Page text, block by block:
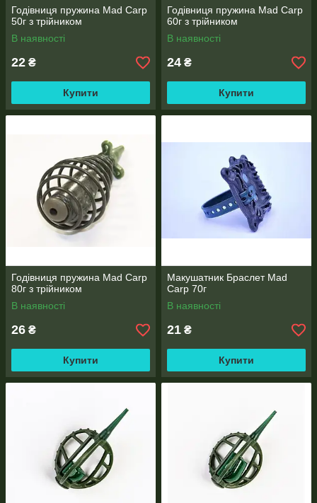
Годівниця пружина Mad Carp
50г з трійником
В наявності
22 ₴
Купити
Годівниця пружина Mad Carp
60г з трійником
В наявності
24 ₴
Купити
Годівниця пружина Mad Carp
80г з трійником
В наявності
26 ₴
Купити
Макушатник Браслет Mad
Carp 70г
В наявності
21 ₴
Купити